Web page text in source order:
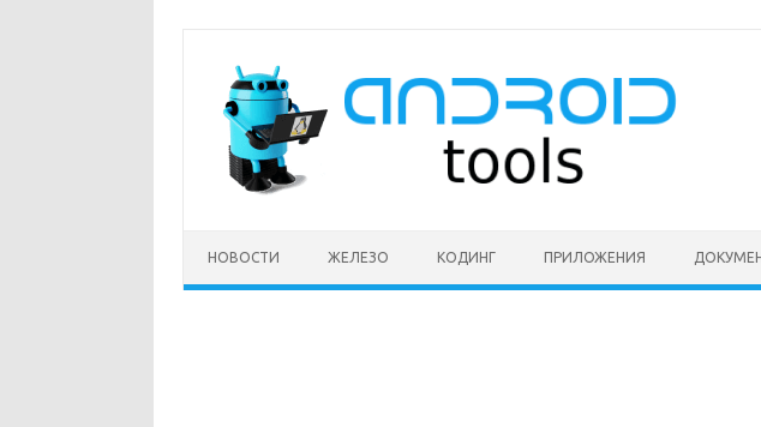
содержимому
НОВОСТИ ЖЕЛЕЗО КОДИНГ ПРИЛОЖЕНИЯ